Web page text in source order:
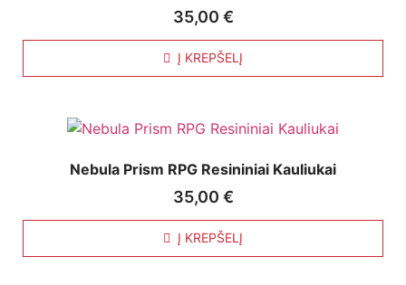
35,00 €
Į KREPŠELĮ
Nebula Prism RPG Resininiai Kauliukai
35,00 €
Į KREPŠELĮ